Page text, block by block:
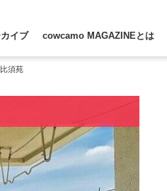
イブ cowcamo MAGAZINEとは
須苑